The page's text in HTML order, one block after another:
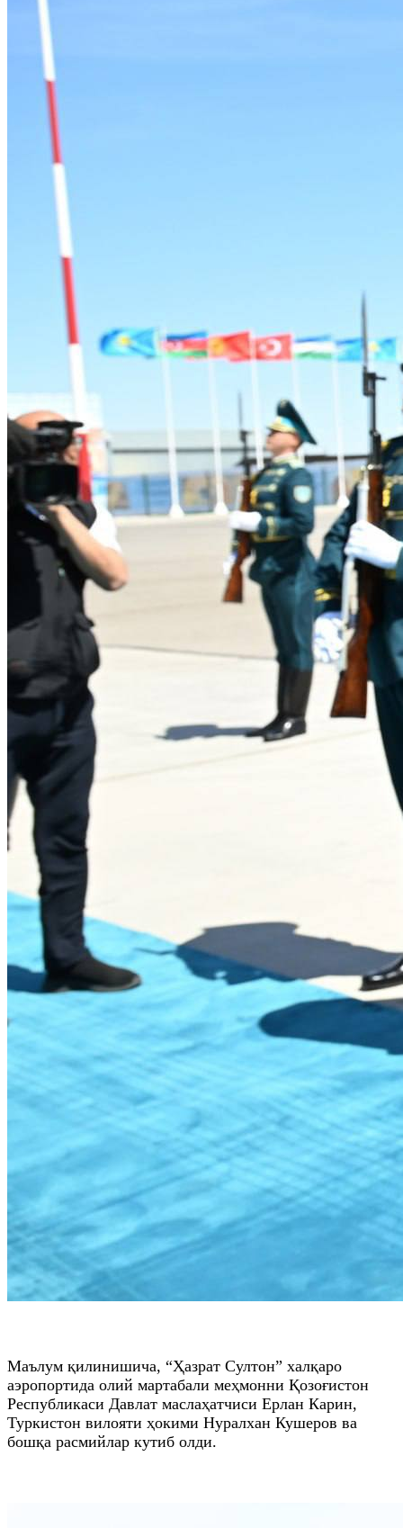
Маълум қилинишича, “Ҳазрат Султон” халқаро
аэропортида олий мартабали меҳмонни Қозоғистон
Республикаси Давлат маслаҳатчиси Ерлан Карин,
Туркистон вилояти ҳокими Нуралхан Кушеров ва
бошқа расмийлар кутиб олди.